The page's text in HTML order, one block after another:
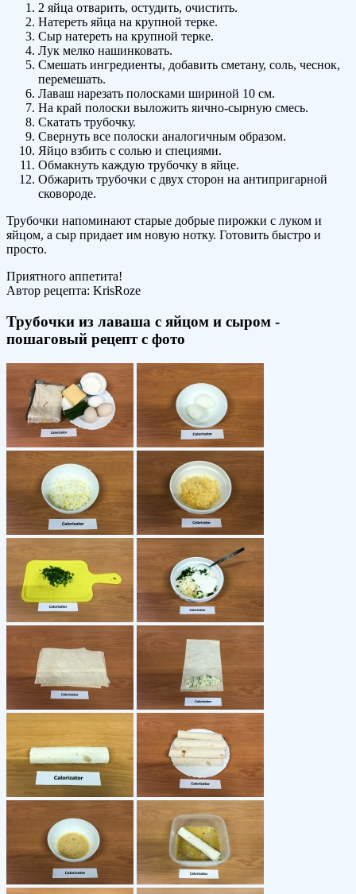
2 яйца отварить, остудить, очистить.
Натереть яйца на крупной терке.
Сыр натереть на крупной терке.
Лук мелко нашинковать.
Смешать ингредиенты, добавить сметану, соль, чеснок,
перемешать.
Лаваш нарезать полосками шириной 10 см.
На край полоски выложить яично-сырную смесь.
Скатать трубочку.
Свернуть все полоски аналогичным образом.
Яйцо взбить с солью и специями.
Обмакнуть каждую трубочку в яйце.
Обжарить трубочки с двух сторон на антипригарной
сковороде.
Трубочки напоминают старые добрые пирожки с луком и
яйцом, а сыр придает им новую нотку. Готовить быстро и
просто.
Приятного аппетита!
Автор рецепта: KrisRoze
Трубочки из лаваша с яйцом и сыром -
пошаговый рецепт с фото